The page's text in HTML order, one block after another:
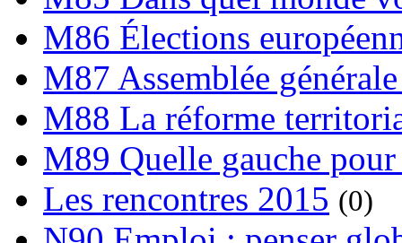
M86 Élections
M87 Assemblée
M88 La réforme
M89 Quelle gauche
Les rencontres 2015 (0)